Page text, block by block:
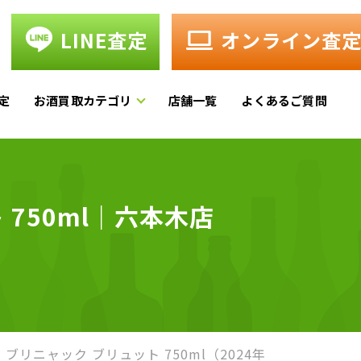
LINE査定 オンライン査定
お酒買取カテゴリ 店舗一覧 よくあるご質問
750ml｜六本木店
ブリニャック ブリュット 750ml（2024年